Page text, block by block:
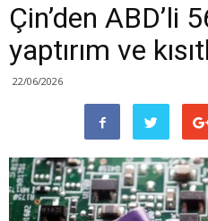
Çin’den ABD’li
yaptırım ve
22/06/2026